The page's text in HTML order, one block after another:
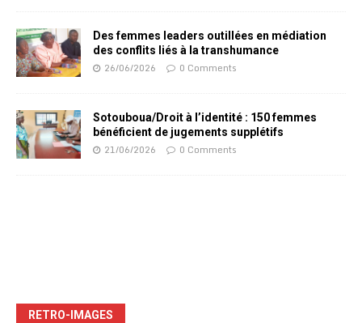
Des femmes leaders outillées en médiation
des conflits liés à la transhumance
26/06/2026 0 Comments
Sotouboua/Droit à l’identité : 150 femmes
bénéficient de jugements supplétifs
21/06/2026 0 Comments
RETRO-IMAGES